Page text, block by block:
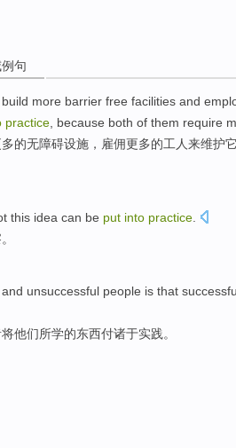
句
build more barrier free facilities and
practice because both of them require
的无障碍设施 ， 雇佣更多的工人来维护
this idea can be put into practice
and unsuccessful people is that
将他们所学的东西付诸于实践。